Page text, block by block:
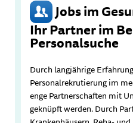
Jobs im
Ihr Partner im
Personalsuche
Durch langjährige
Personalrekrutierung im
enge Partnerschaften mit
geknüpft werden. Durch